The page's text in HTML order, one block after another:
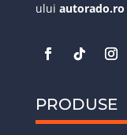
ului autorado.ro
PRODUSE